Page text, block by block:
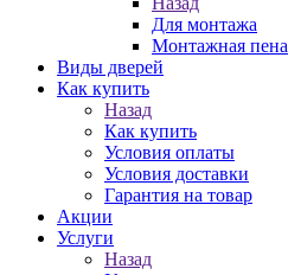
Для монтажа
Монтажная пена
Виды дверей
Как купить
Назад
Как купить
Условия оплаты
Условия доставки
Гарантия на товар
Акции
Услуги
Назад